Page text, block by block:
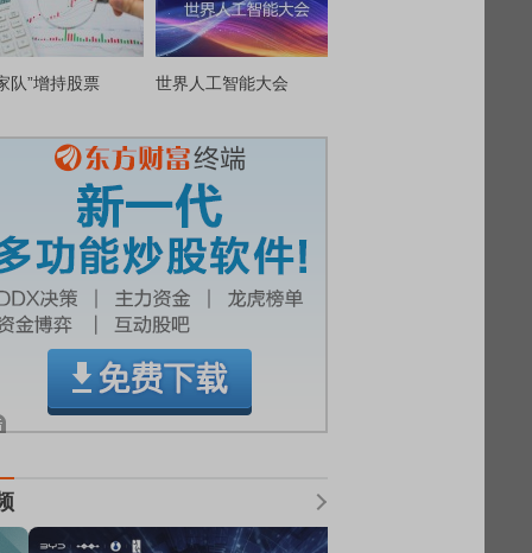
队”增持股票 世界人工智能大会